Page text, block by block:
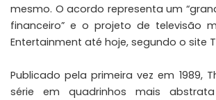
mesmo. O acordo representa um
financeiro” e o projeto de televisão
Entertainment até hoje, segundo o site
Publicado pela primeira vez em 1989,
série em quadrinhos mais